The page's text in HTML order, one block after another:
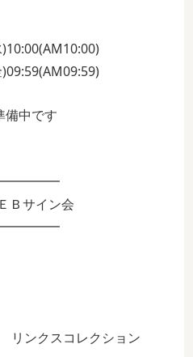
備中です
Ｂサイン会
リンクスコレクション